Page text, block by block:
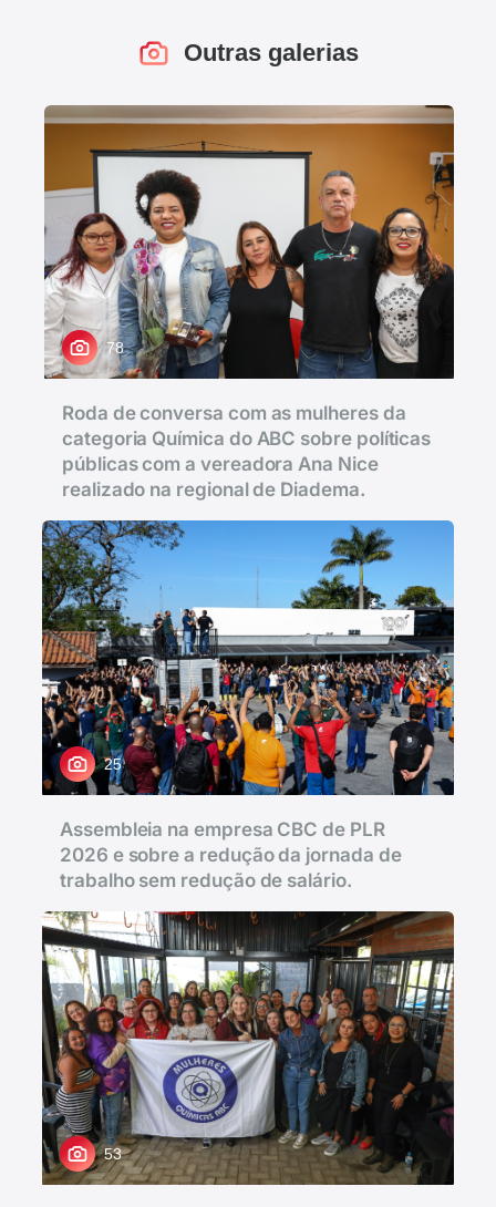
Outras galerias
78
Roda de conversa com as mulheres da
categoria Química do ABC sobre políticas
públicas com a vereadora Ana Nice
realizado na regional de Diadema.
25
Assembleia na empresa CBC de PLR
2026 e sobre a redução da jornada de
trabalho sem redução de salário.
53